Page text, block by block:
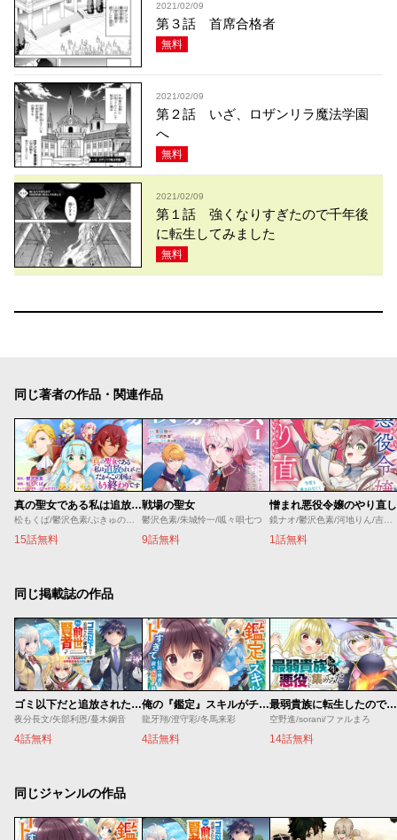
2021/02/09
第３話 首席合格者
無料
2021/02/09
第２話 いざ、ロザンリラ魔法学園
へ
無料
2021/02/09
第１話 強くなりすぎたので千年後
に転生してみました
無料
同じ著者の作品・関連作品
真の聖女である私は追放されました。だからこの国はもう終わりです
松もくば/鬱沢色素/ぷきゅのすけ
15話無料
戦場の聖女
鬱沢色素/朱城怜一/呱々唄七つ
9話無料
憎まれ悪役令嬢のやり直し
鏡ナオ/鬱沢色素/河地りん/吉田屋敷
1話無料
同じ掲載誌の作品
ゴミ以下だと追放された使用人、実は前世賢者です ～史上最強の賢者、世界最高峰の学園に通う～
夜分長文/矢部利恩/蔓木鋼音
4話無料
俺の『鑑定』スキルがチートすぎて
龍牙翔/澄守彩/冬馬来彩
4話無料
最弱貴族に転生したので悪役たちを集めてみた
空野進/sorani/ファルまろ
14話無料
同じジャンルの作品